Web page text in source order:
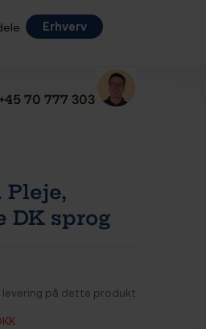
Erhverv
70 777 303
Pleje,
DK sprog
levering på dette produkt